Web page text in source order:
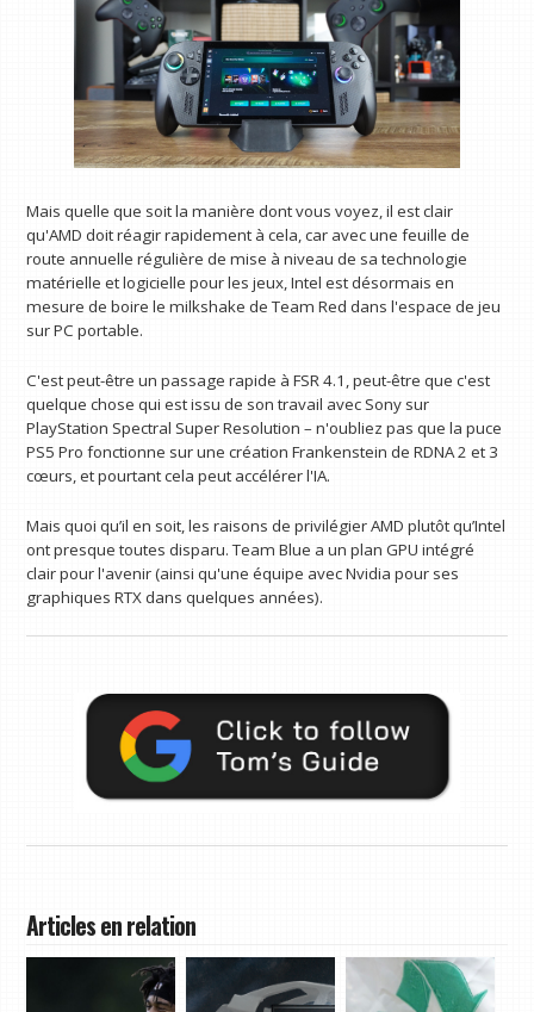
Mais quelle que soit la manière dont vous voyez, il est clair
qu'AMD doit réagir rapidement à cela, car avec une feuille de
route annuelle régulière de mise à niveau de sa technologie
matérielle et logicielle pour les jeux, Intel est désormais en
mesure de boire le milkshake de Team Red dans l'espace de jeu
sur PC portable.
C'est peut-être un passage rapide à FSR 4.1, peut-être que c'est
quelque chose qui est issu de son travail avec Sony sur
PlayStation Spectral Super Resolution – n'oubliez pas que la puce
PS5 Pro fonctionne sur une création Frankenstein de RDNA 2 et 3
cœurs, et pourtant cela peut accélérer l'IA.
Mais quoi qu’il en soit, les raisons de privilégier AMD plutôt qu’Intel
ont presque toutes disparu. Team Blue a un plan GPU intégré
clair pour l'avenir (ainsi qu'une équipe avec Nvidia pour ses
graphiques RTX dans quelques années).
Articles en relation